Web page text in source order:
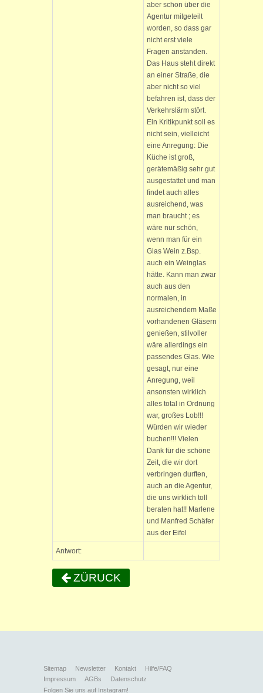
aber schon über die
Agentur mitgeteilt
worden, so dass gar
nicht erst viele
Fragen anstanden.
Das Haus steht direkt
an einer Straße, die
aber nicht so viel
befahren ist, dass der
Verkehrslärm stört.
Ein Kritikpunkt soll es
nicht sein, vielleicht
eine Anregung: Die
Küche ist groß,
gerätemäßig sehr gut
ausgestattet und man
findet auch alles
ausreichend, was
man braucht ; es
wäre nur schön,
wenn man für ein
Glas Wein z.Bsp.
auch ein Weinglas
hätte. Kann man zwar
auch aus den
normalen, in
ausreichendem Maße
vorhandenen Gläsern
genießen, stilvoller
wäre allerdings ein
passendes Glas. Wie
gesagt, nur eine
Anregung, weil
ansonsten wirklich
alles total in Ordnung
war, großes Lob!!!
Würden wir wieder
buchen!!! Vielen
Dank für die schöne
Zeit, die wir dort
verbringen durften,
auch an die Agentur,
die uns wirklich toll
beraten hat!! Marlene
und Manfred Schäfer
aus der Eifel
Antwort:
ZÜRUCK
Sitemap Newsletter Kontakt
Hilfe/FAQ
Impressum
AGBs
Datenschutz
Folgen Sie uns auf Instagram!